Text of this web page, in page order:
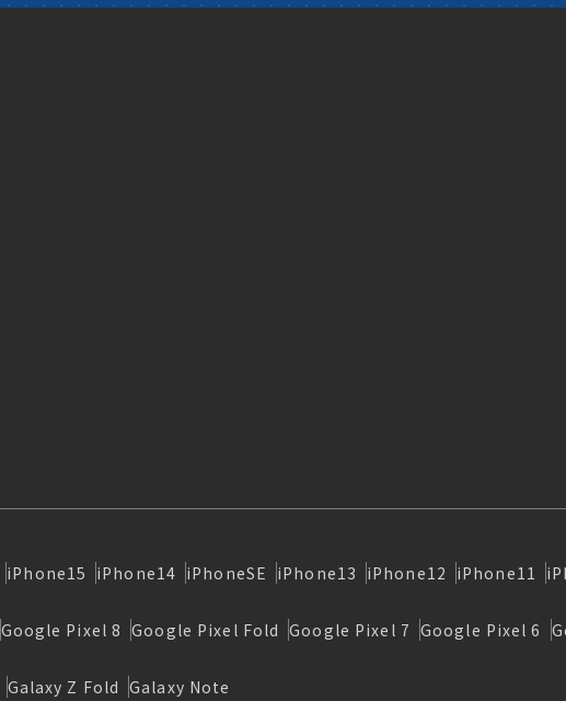
iPhone15 iPhone14 iPhoneSE iPhone13 iPhone12 iPhone11
Google Pixel 8 Google Pixel Fold Google Pixel 7 Google Pixel 6
Galaxy Z Fold Galaxy Note